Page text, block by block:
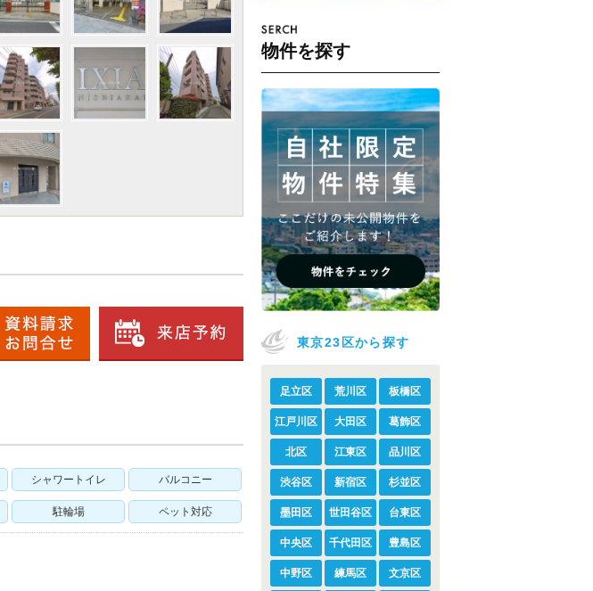
シャワートイレ バルコニー
駐輪場 ペット対応
物件を探す
東京23区から探す
足立区 荒川区 板橋区
江戸川区 大田区 葛飾区
北区 江東区 品川区
渋谷区 新宿区 杉並区
墨田区 世田谷区 台東区
中央区 千代田区 豊島区
中野区 練馬区 文京区